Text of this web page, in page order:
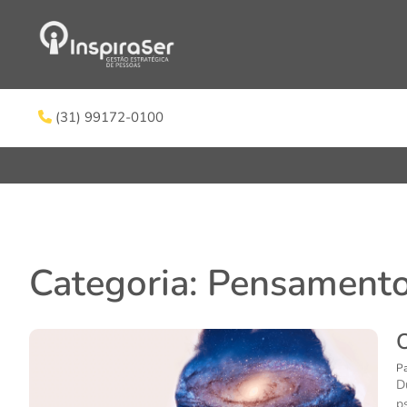
(31) 99172-0100
Categoria: